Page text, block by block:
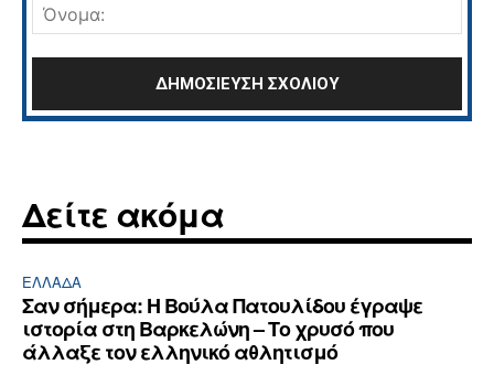
Δείτε ακόμα
ΕΛΛΆΔΑ
Σαν σήμερα: Η Βούλα Πατουλίδου έγραψε
ιστορία στη Βαρκελώνη – Το χρυσό που
άλλαξε τον ελληνικό αθλητισμό